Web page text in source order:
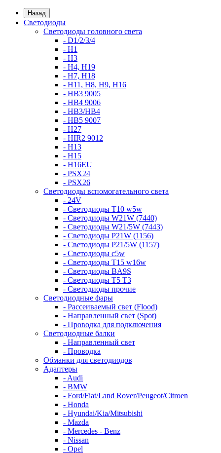
Назад
Светодиоды
Светодиоды головного света
- D1/2/3/4
- H1
- H3
- H4, H19
- H7, H18
- H11, H8, H9, H16
- HB3 9005
- HB4 9006
- HB3/HB4
- HB5 9007
- H27
- HIR2 9012
- H13
- H15
- H16EU
- PSX24
- PSX26
Светодиоды вспомогательного света
- 24V
- Светодиоды T10 w5w
- Светодиоды W21W (7440)
- Светодиоды W21/5W (7443)
- Светодиоды P21W (1156)
- Светодиоды P21/5W (1157)
- Светодиоды c5w
- Светодиоды T15 w16w
- Светодиоды BA9S
- Светодиоды T5 T3
- Светодиоды прочие
Светодиодные фары
- Рассеиваемый свет (Flood)
- Направленный свет (Spot)
- Проводка для подключения
Светодиодные балки
- Направленный свет
- Проводка
Обманки для светодиодов
Адаптеры
- Audi
- BMW
- Ford/Fiat/Land Rover/Peugeot/Citroen
- Honda
- Hyundai/Kia/Mitsubishi
- Mazda
- Mercedes - Benz
- Nissan
- Opel